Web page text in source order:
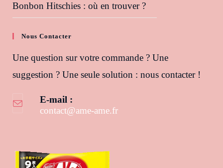
Bonbon Hitschies : où en trouver ?
Nous Contacter
Une question sur votre commande ? Une
suggestion ? Une seule solution : nous contacter !
E-mail :
contact@ame-ame.fr